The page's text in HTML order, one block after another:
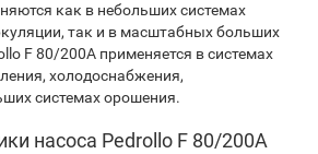
как в небольших системах
так и в масштабных больших
F 80/200A применяется в системах
холодоснабжения,
системах орошения.
насоса Pedrollo F 80/200A